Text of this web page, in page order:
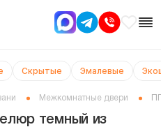
Скрытые Эмалевые
Межкомнатные двери
темный из